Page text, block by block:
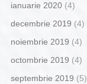
ianuarie 2020(4)
decembrie 2019 (4)
noiembrie 2019 (4)
octombrie 2019 (4)
septembrie 2019 (5)